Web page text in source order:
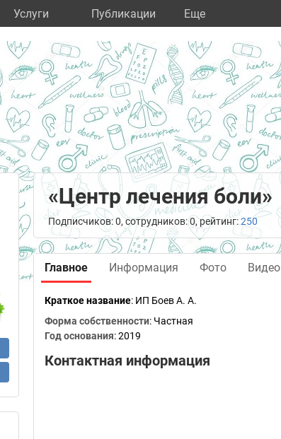
Услуги Публикации Eще
«Центр лечения боли»
Подписчиков: 0, сотрудников: 0, рейтинг:250
Главное Информация Фото Видео
Краткое название: ИП Боев А. А.
Форма собственности: Частная
Год основания:2019
Контактная информация